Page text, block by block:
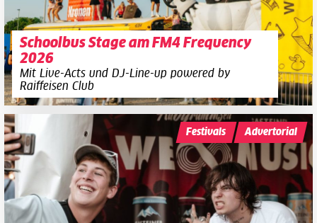
Schoolbus Stage am FM4 Frequency
2026
Mit Live-Acts und DJ-Line-up powered by
Raiffeisen Club
Festivals Advertorial